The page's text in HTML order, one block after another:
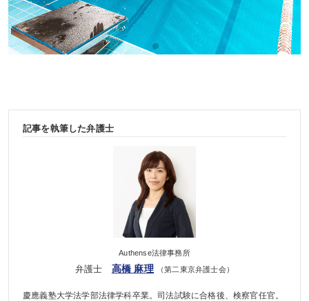
記事を執筆した弁護士
Authense法律事務所
弁護士 高橋 麻理 （第二東京弁護士会）
慶應義塾大学法学部法律学科卒業。司法試験に合格後、検察官任官。